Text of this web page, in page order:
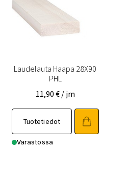
tehdä
valinnat
tuotteen
Laudelauta Haapa 28X90
PHL
11,90 € / jm
Tuotetiedot
tuotteella
onVarastossa